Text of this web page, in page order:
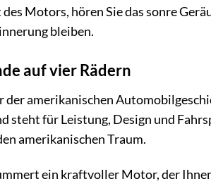
Motors, hören Sie das sonre
bleiben.
auf vier Rädern
der amerikanischen
steht für Leistung, Design und
amerikanischen Traum.
ein kraftvoller Motor, der